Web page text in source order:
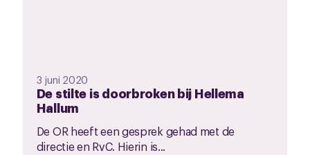
3 juni 2020
De stilte is doorbroken bij Hellema
Hallum
De OR heeft een gesprek gehad met de
directie en RvC. Hierin is...